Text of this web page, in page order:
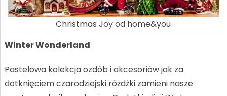
Christmas Joy od home&you
Winter Wonderland
Pastelowa kolekcja ozdób i akcesoriów jak za
dotknięciem czarodziejski różdżki zamieni nasze